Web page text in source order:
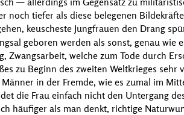
noch tiefer als diese belegenen
keuscheste Jungfrauen den Drang
geboren werden als sonst, genau wie
Zwangsarbeit, welche zum Tode durch
zu Beginn des zweiten Weltkrieges sehr
in der Fremde, wie es zumal im
die Frau einfach nicht den Untergang
häufiger als man denkt, richtige